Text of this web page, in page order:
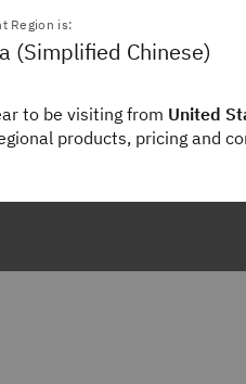
新活力，并防患于未
型设计。一致的本地和
Region is:
(Simplified Chinese)
to be visiting from United
products, pricing and